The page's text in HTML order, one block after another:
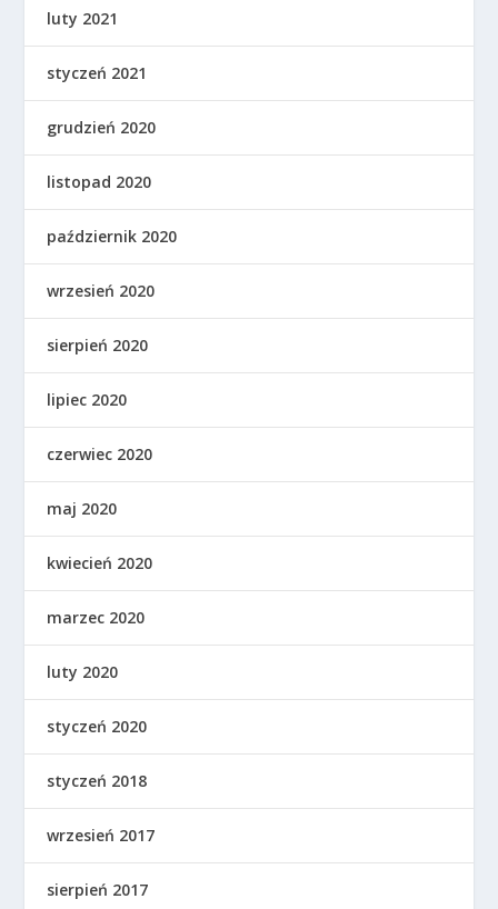
luty 2021
styczeń 2021
grudzień 2020
listopad 2020
październik 2020
wrzesień 2020
sierpień 2020
lipiec 2020
czerwiec 2020
maj 2020
kwiecień 2020
marzec 2020
luty 2020
styczeń 2020
styczeń 2018
wrzesień 2017
sierpień 2017